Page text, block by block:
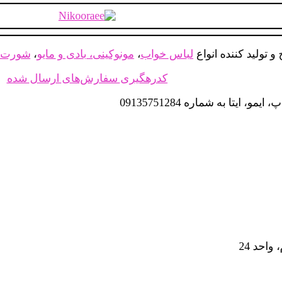
تولید کننده انواع لباس خواب، مونوکینی، بادی و مایو، شورت
کدرهگیری سفارش‌های ارسال شده
به شماره 09135751284
24